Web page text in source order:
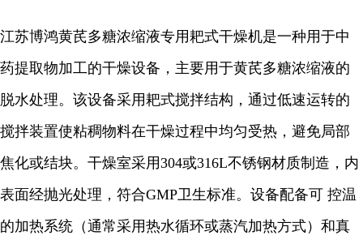
江苏博鸿黄芪多糖浓缩液专用耙式干燥机是一种用于中
药提取物加工的干燥设备，主要用于黄芪多糖浓缩液的
脱水处理。该设备采用耙式搅拌结构，通过低速运转的
搅拌装置使粘稠物料在干燥过程中均匀受热，避免局部
焦化或结块。干燥室采用304或316L不锈钢材质制造，内
表面经抛光处理，符合GMP卫生标准。设备配备可 控温
的加热系统（通常采用热水循环或蒸汽加热方式）和真